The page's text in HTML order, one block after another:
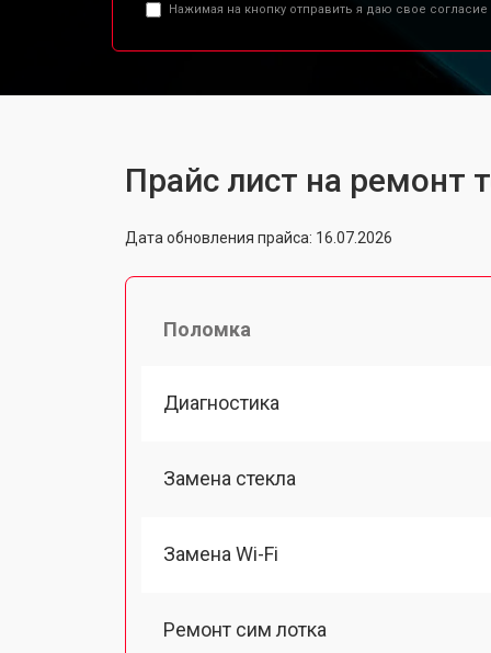
Нажимая на кнопку отправить я даю свое согласие
Прайс лист на ремонт
Дата обновления прайса: 16.07.2026
Поломка
Диагностика
Замена стекла
Замена Wi-Fi
Ремонт сим лотка